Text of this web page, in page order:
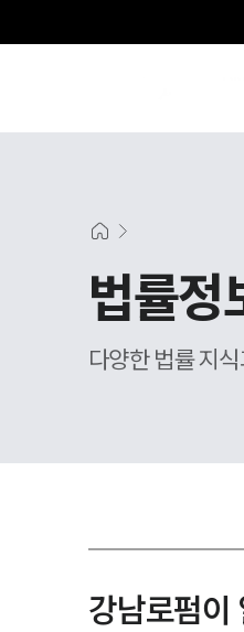
법률정
다양한 법률 지
강남로펌이